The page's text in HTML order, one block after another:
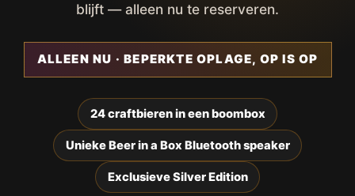
blijft — alleen nu te reserveren.
ALLEEN NU · BEPERKTE OPLAGE, OP IS OP
24 craftbieren in een boombox
Unieke Beer in a Box Bluetooth speaker
Exclusieve Silver Edition